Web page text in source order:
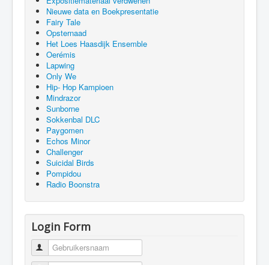
Nieuwe data en Boekpresentatie
Fairy Tale
Opsternaad
Het Loes Haasdijk Ensemble
Oerémis
Lapwing
Only We
Hip- Hop Kampioen
Mindrazor
Sunborne
Sokkenbal DLC
Paygomen
Echos Minor
Challenger
Suicidal Birds
Pompidou
Radio Boonstra
Login Form
Gebruikersnaam